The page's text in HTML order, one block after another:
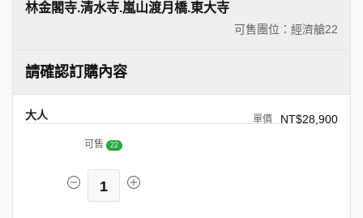
可售團位：經濟艙22
林金閣寺.清水寺.嵐山渡月橋.東大寺
請確認訂購內容
大人 NT$28,900
可售 22
1